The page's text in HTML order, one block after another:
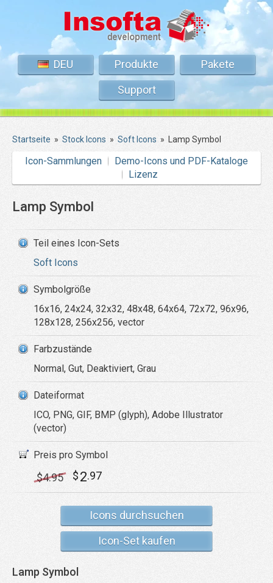
DEU Produkte
Pakete
Support
Startseite » Stock Icons » Soft Icons » Lamp Symbol
Icon-Sammlungen
Demo-Icons und PDF-Kataloge
Lizenz
Lamp Symbol
Teil eines Icon-Sets
Soft Icons
Symbolgröße
16x16, 24x24, 32x32, 48x48, 64x64, 72x72, 96x96,
128x128, 256x256, vector
Farbzustände
Normal, Gut, Deaktiviert, Grau
Dateiformat
ICO, PNG, GIF, BMP (glyph), Adobe Illustrator
(vector)
Preis pro Symbol
$4.95 $2.97
Icons durchsuchen
Icon-Set kaufen
Lamp Symbol